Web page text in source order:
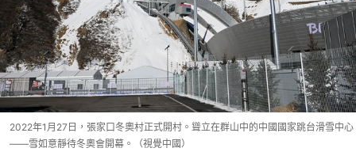
2022年1月27日，張家口冬奧村正式開村。聳立在群山中的中國國家跳台滑雪中心
——雪如意靜待冬奧會開幕。（視覺中國）